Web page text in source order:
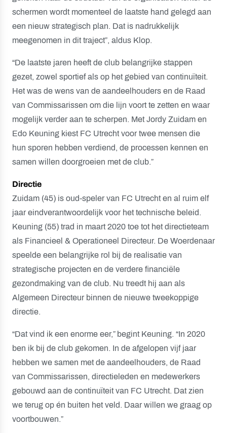
schermen wordt momenteel de laatste hand gelegd aan
een nieuw strategisch plan. Dat is nadrukkelijk
meegenomen in dit traject”, aldus Klop.
“De laatste jaren heeft de club belangrijke stappen
gezet, zowel sportief als op het gebied van continuïteit.
Het was de wens van de aandeelhouders en de Raad
van Commissarissen om die lijn voort te zetten en waar
mogelijk verder aan te scherpen. Met Jordy Zuidam en
Edo Keuning kiest FC Utrecht voor twee mensen die
hun sporen hebben verdiend, de processen kennen en
samen willen doorgroeien met de club.”
Directie
Zuidam (45) is oud-speler van FC Utrecht en al ruim elf
jaar eindverantwoordelijk voor het technische beleid.
Keuning (55) trad in maart 2020 toe tot het directieteam
als Financieel & Operationeel Directeur. De Woerdenaar
speelde een belangrijke rol bij de realisatie van
strategische projecten en de verdere financiële
gezondmaking van de club. Nu treedt hij aan als
Algemeen Directeur binnen de nieuwe tweekoppige
directie.
“Dat vind ik een enorme eer,” begint Keuning. “In 2020
ben ik bij de club gekomen. In de afgelopen vijf jaar
hebben we samen met de aandeelhouders, de Raad
van Commissarissen, directieleden en medewerkers
gebouwd aan de continuïteit van FC Utrecht. Dat zien
we terug op én buiten het veld. Daar willen we graag op
voortbouwen.”